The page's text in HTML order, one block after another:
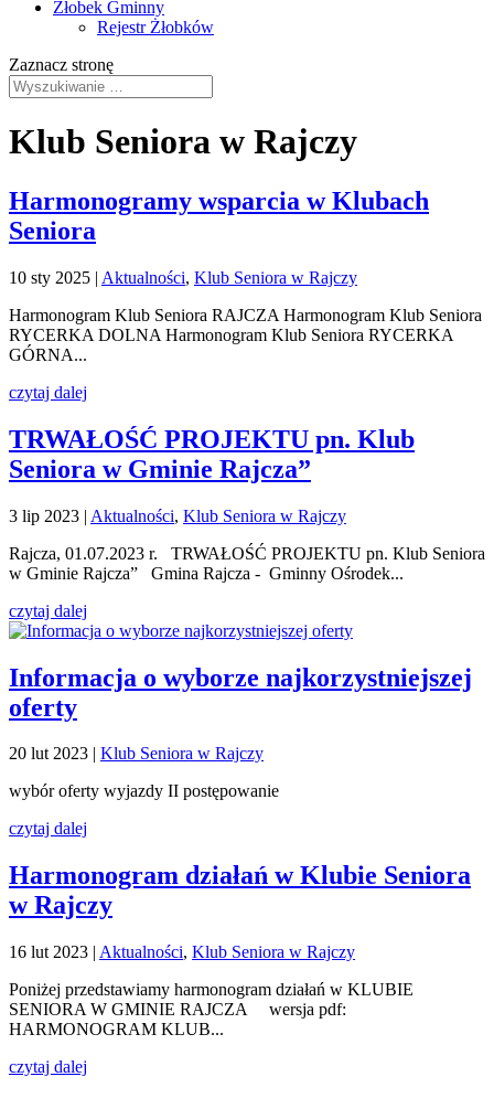
Żłobek Gminny
Rejestr Żłobków
Zaznacz stronę
Klub Seniora w Rajczy
Harmonogramy wsparcia w Klubach
Seniora
10 sty 2025 | Aktualności, Klub Seniora w Rajczy
Harmonogram Klub Seniora RAJCZA Harmonogram Klub Seniora
RYCERKA DOLNA Harmonogram Klub Seniora RYCERKA
GÓRNA...
czytaj dalej
TRWAŁOŚĆ PROJEKTU pn. Klub
Seniora w Gminie Rajcza”
3 lip 2023 | Aktualności, Klub Seniora w Rajczy
Rajcza, 01.07.2023 r. TRWAŁOŚĆ PROJEKTU pn. Klub Seniora
w Gminie Rajcza” Gmina Rajcza - Gminny Ośrodek...
czytaj dalej
Informacja o wyborze najkorzystniejszej
oferty
20 lut 2023 | Klub Seniora w Rajczy
wybór oferty wyjazdy II postępowanie
czytaj dalej
Harmonogram działań w Klubie Seniora
w Rajczy
16 lut 2023 | Aktualności, Klub Seniora w Rajczy
Poniżej przedstawiamy harmonogram działań w KLUBIE
SENIORA W GMINIE RAJCZA wersja pdf:
HARMONOGRAM KLUB...
czytaj dalej